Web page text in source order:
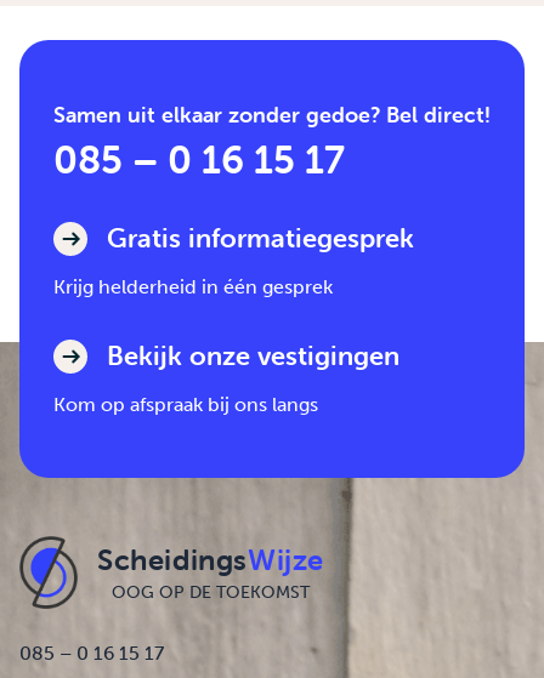
Samen uit elkaar zonder gedoe? Bel direct!
085 – 0 16 15 17
Gratis informatiegesprek
Krijg helderheid in één gesprek
Bekijk onze vestigingen
Kom op afspraak bij ons langs
ScheidingsWijze
OOG OP DE TOEKOMST
085 – 0 16 15 17